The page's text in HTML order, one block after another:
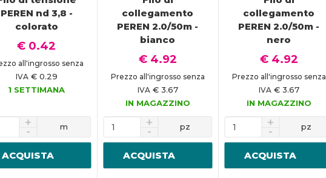
PEREN nd 3,8 -
colorato
€ 0.42
all'ingrosso senza
IVA€ 0.29
1 SETTIMANA
m
ACQUISTA
collegamento
PEREN 2.0/50m -
bianco
€ 4.92
Prezzo all'ingrosso senza
IVA€ 3.67
IN MAGAZZINO
pz
ACQUISTA
collegamento
PEREN 2.0/50m -
nero
€ 4.92
Prezzo all'ingrosso senza
IVA€ 3.67
IN MAGAZZINO
pz
ACQUISTA